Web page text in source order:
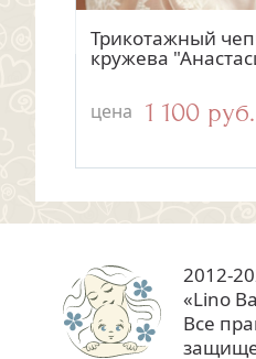
Быстрый
Трикотажный
кружева
цена 1 100 руб.
Быстрый
Тёплая
для крещения
цена 2 500 руб.
2012-
«Lino
Все